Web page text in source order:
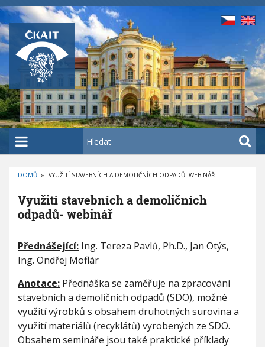
P
ř
e
j
t
k
h
l
d
t
O
B
E
Č
V
Á
N
A
G
C
DOMŮ » VYUŽITÍ STAVEBNÍCH A DEMOLIČNÍCH ODPADŮ- WEBINÁŘ
Využití stavebních a demoličních
odpadů- webinář
Přednášející: Ing. Tereza Pavlů, Ph.D., Jan Otýs,
Ing. Ondřej Moflár
Anotace: Přednáška se zaměřuje na zpracování
stavebních a demoličních odpadů (SDO), možné
využití výrobků s obsahem druhotných surovina a
využití materiálů (recyklátů) vyrobených ze SDO.
Obsahem semináře jsou také praktické příklady